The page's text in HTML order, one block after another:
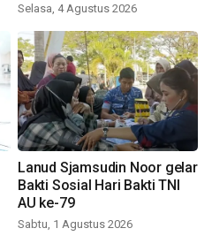
Selasa, 4 Agustus 2026
Lanud Sjamsudin Noor gelar
Bakti Sosial Hari Bakti TNI
AU ke-79
Sabtu, 1 Agustus 2026